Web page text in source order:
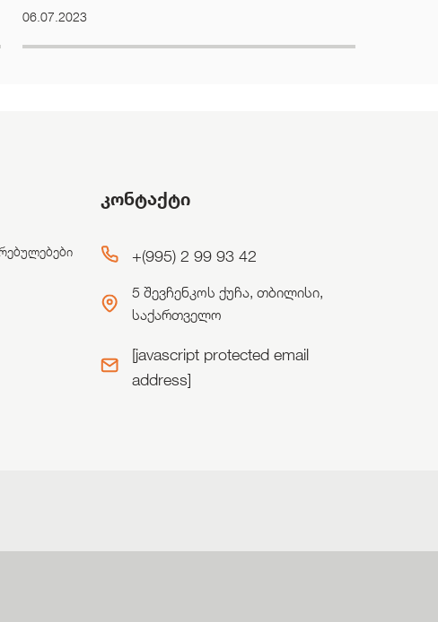
06.07.2023
კონტაქტი
+(995) 2 99 93 42
5 შევჩენკოს ქუჩა, თბილისი,
საქართველო
[javascript protected email
address]